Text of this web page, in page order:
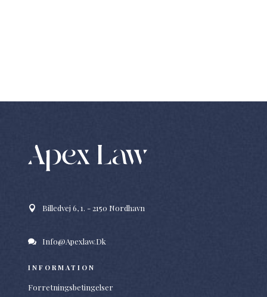
Billedvej 6, 1. - 2150 Nordhavn
Info@apexlaw.dk
INFORMATION
Forretningsbetingelser